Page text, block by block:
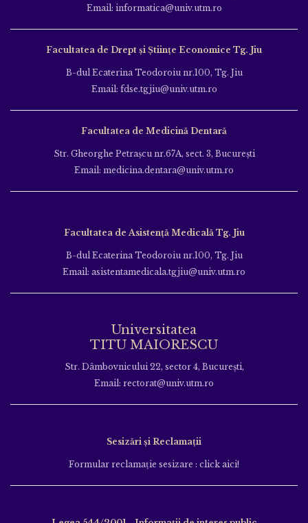
Email: informatica@univ.utm.ro
Facultatea de Drept și Științe Economice Tg. Jiu
B-dul Ecaterina Teodoroiu nr.100, Tg. Jiu
Email: fdse.tgjiu@univ.utm.ro
Facultatea de Medicină Dentară
Str. Gheorghe Petraşcu nr.67A, sect. 3, Bucureşti
Email: medicina.dentara@univ.utm.ro
Facultatea de Asistență Medicală Tg. Jiu
B-dul Ecaterina Teodoroiu nr.100, Tg. Jiu
Email: asistentamedicala.tgjiu@univ.utm.ro
Universitatea
TITU MAIORESCU
Str. Dâmbovnicului 22, sector 4, București,
Email: rectorat@univ.utm.ro
Sesizări și Reclamații
Formular reclamație sesizare : click aici!